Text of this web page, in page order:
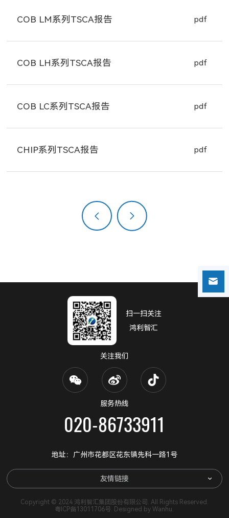
COB LM系列TSCA报告 pdf
COB LH系列TSCA报告 pdf
COB LC系列TSCA报告 pdf
CHIP系列TSCA报告 pdf
上一页 下一页
扫一扫关注
鸿利智汇
关注我们
服务热线
020-86733911
地址：广州市花都区花东镇先科一路1号
友情链接
Copyright © 2024 鸿利智汇集团股份有限公司. All Rights Reserved.
粤ICP备13011706号. Designed by Wanhu.